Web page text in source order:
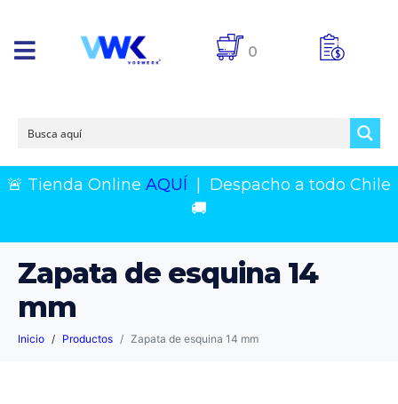
0
🚨 Tienda Online AQUÍ
Despacho a todo Chile
🚚
Zapata de esquina 14
mm
Inicio Productos Zapata de esquina 14 mm